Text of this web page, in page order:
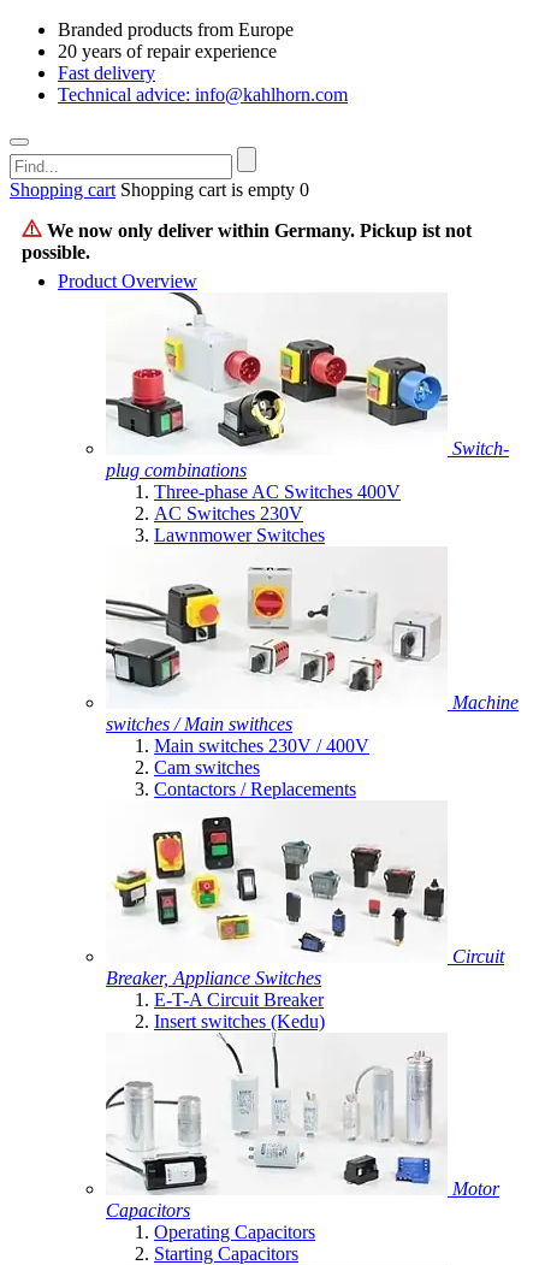
Branded products from Europe
20 years of repair experience
Fast delivery
Technical advice: info@kahlhorn.com
Shopping cart Shopping cart is empty 0
We now only deliver within Germany. Pickup ist not
possible.
Product Overview
Switch-
plug combinations
Three-phase AC Switches 400V
AC Switches 230V
Lawnmower Switches
Machine
switches / Main swithces
Main switches 230V / 400V
Cam switches
Contactors / Replacements
Circuit
Breaker, Appliance Switches
E-T-A Circuit Breaker
Insert switches (Kedu)
Motor
Capacitors
Operating Capacitors
Starting Capacitors